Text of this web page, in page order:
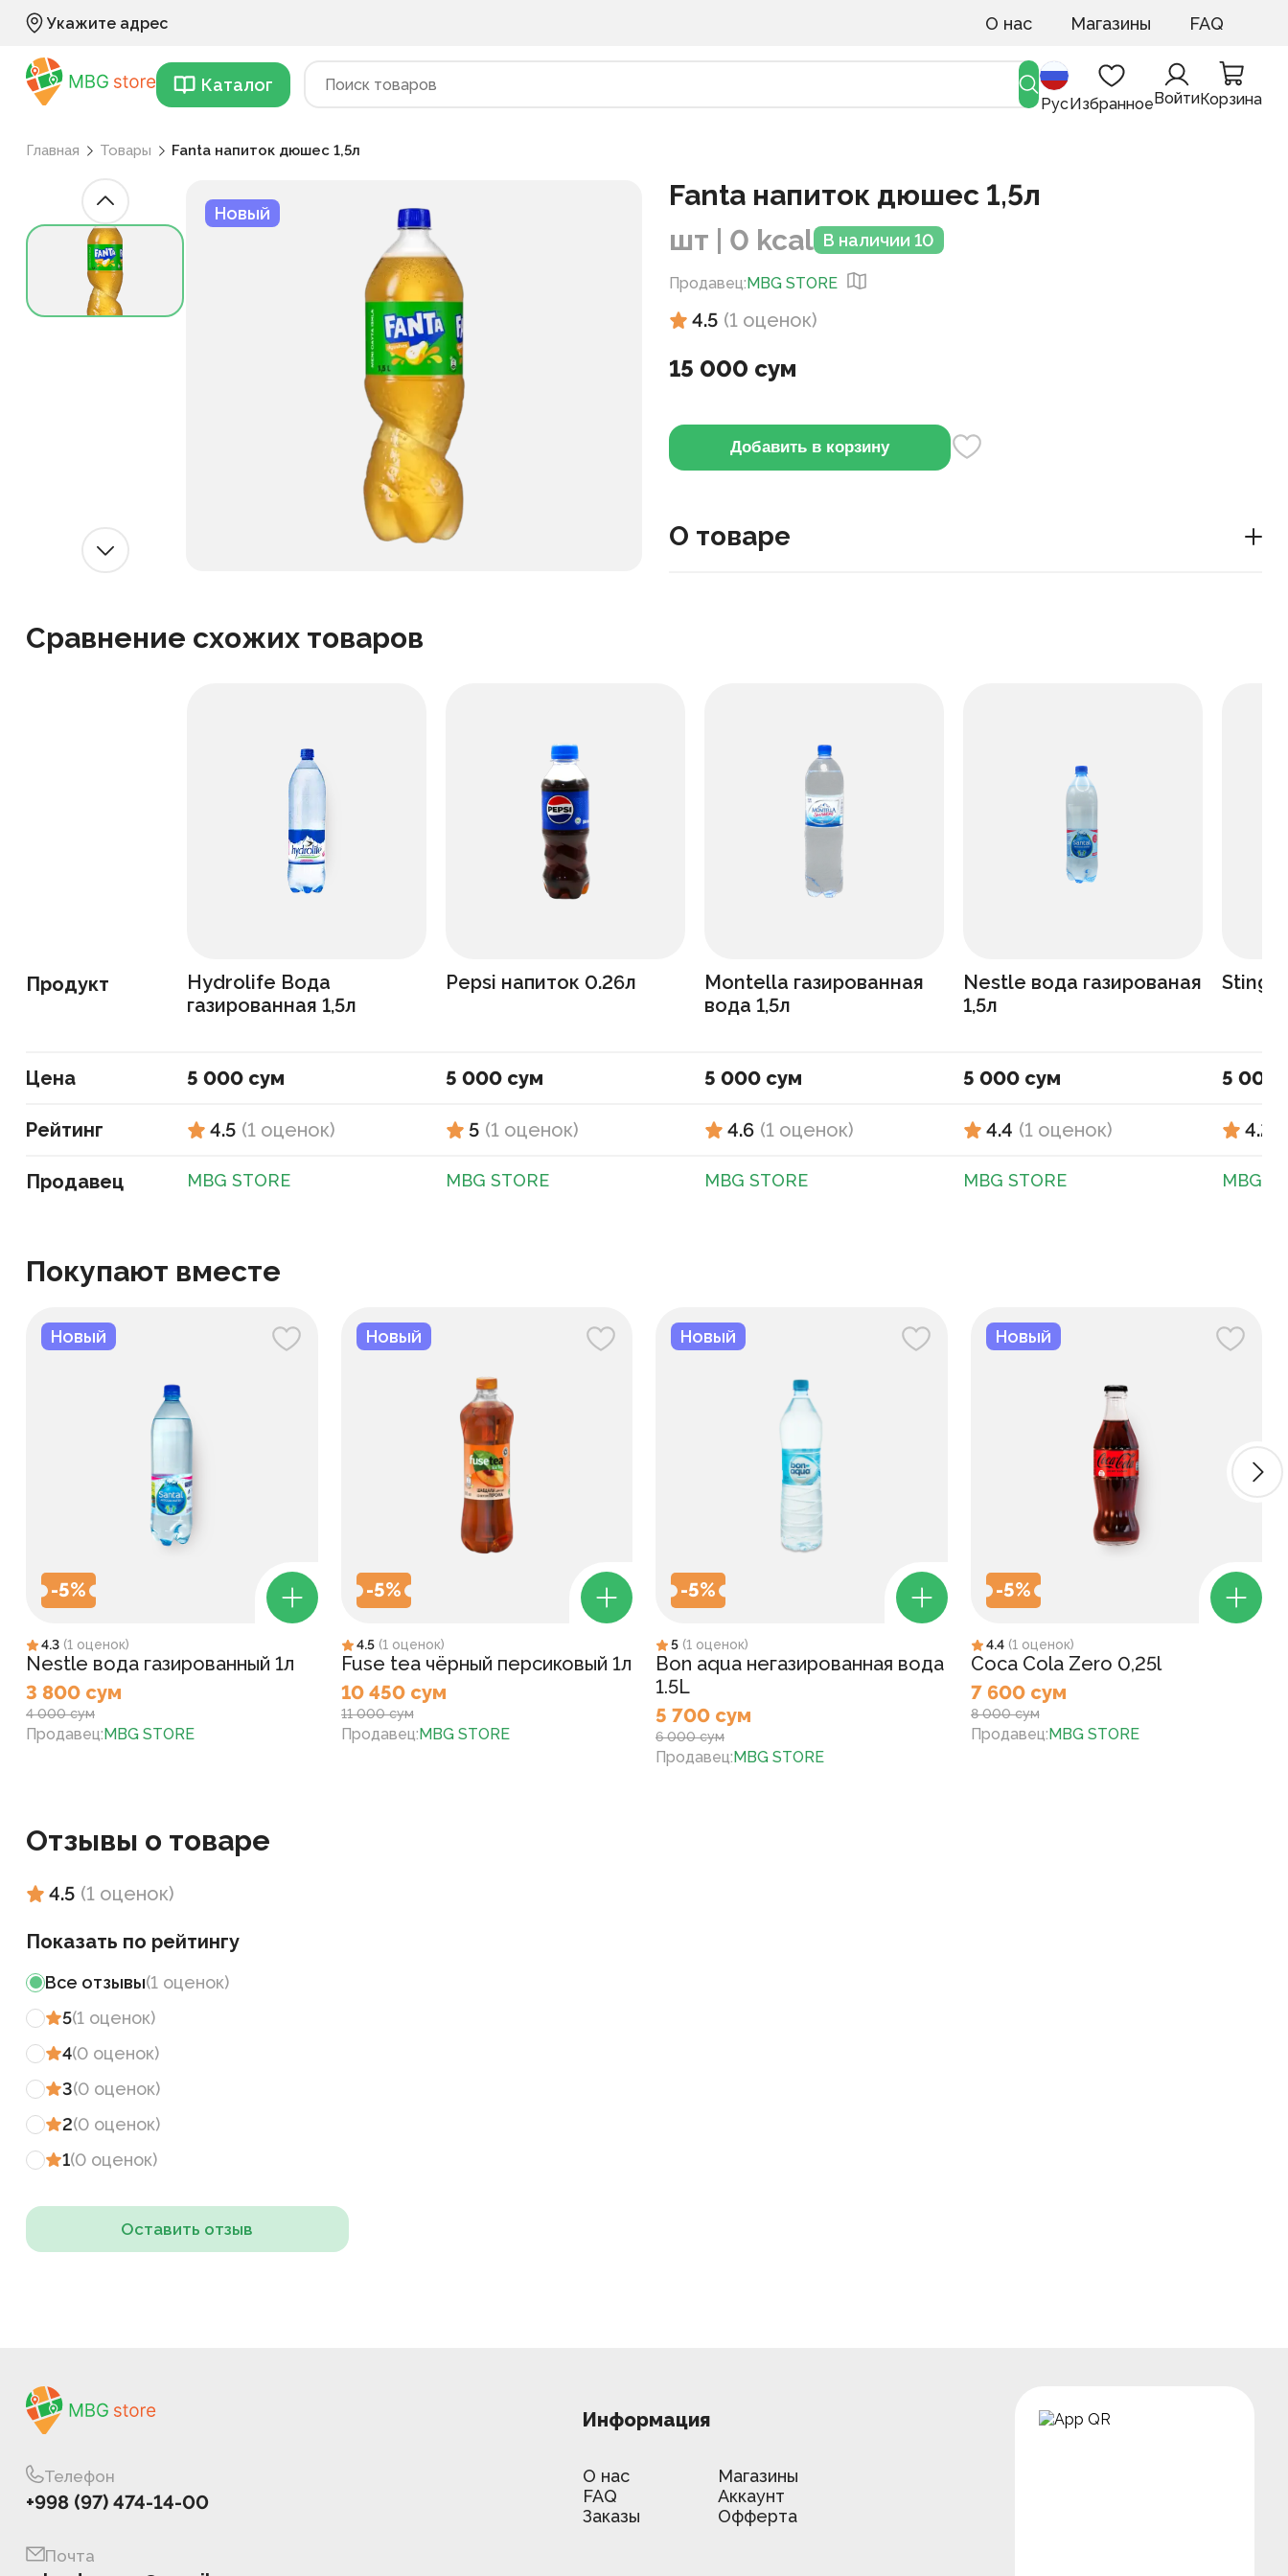
Укажите адрес О нас Магазины FAQ
Каталог
РусИзбранноеВойтиКорзина
Главная Товары Fanta напиток дюшес 1,5л
Новый
Fanta напиток дюшес 1,5л
шт | 0 kcal В наличии 10
Продавец:MBG STORE
4.5 (1 оценок)
15 000 сум
Добавить в корзину
О товаре
Сравнение схожих товаров
Продукт
Цена
Рейтинг
Продавец
Hydrolife Вода
газированная 1,5л
5 000 сум
4.5 (1 оценок)
MBG STORE
Pepsi напиток 0.26л
5 000 сум
5 (1 оценок)
MBG STORE
Montella газированная
вода 1,5л
5 000 сум
4.6 (1 оценок)
MBG STORE
Nestle вода газированая
1,5л
5 000 сум
4.4 (1 оценок)
MBG STORE
Sting
5 000
4.2
MBG
Покупают вместе
-5%
Новый
4.3 (1 оценок)
Nestle вода газированный 1л
3 800 сум
4 000 сум
Продавец:MBG STORE
-5%
Новый
4.5 (1 оценок)
Fuse tea чёрный персиковый 1л
10 450 сум
11 000 сум
Продавец:MBG STORE
-5%
Новый
5 (1 оценок)
Bon aqua негазированная вода
1.5L
5 700 сум
6 000 сум
Продавец:MBG STORE
-5%
Новый
4.4 (1 оценок)
Coca Cola Zero 0,25l
7 600 сум
8 000 сум
Продавец:MBG STORE
Отзывы о товаре
4.5 (1 оценок)
Показать по рейтингу
Все отзывы(1 оценок)
5(1 оценок)
4(0 оценок)
3(0 оценок)
2(0 оценок)
1(0 оценок)
Оставить отзыв
Телефон
+998 (97) 474-14-00
Почта
Информация
О нас
Магазины
FAQ
Аккаунт
Заказы
Офферта